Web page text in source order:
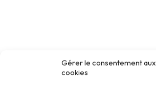
Gérer le consentement aux
cookies